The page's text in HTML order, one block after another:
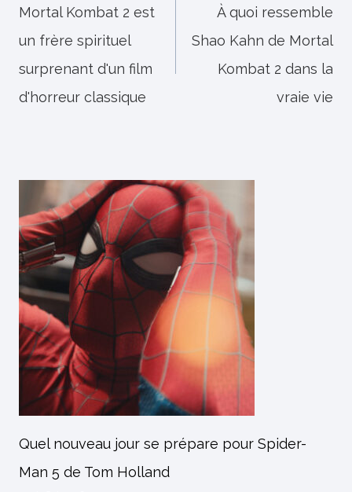
de
l’article
Mortal Kombat 2 est
un frère spirituel
surprenant d'un film
d'horreur classique
À quoi ressemble
Shao Kahn de Mortal
Kombat 2 dans la
vraie vie
Quel nouveau jour se prépare pour Spider-
Man 5 de Tom Holland